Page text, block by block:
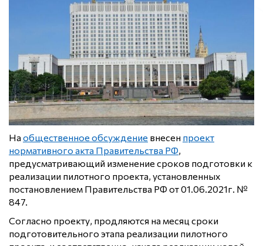
На общественное обсуждение внесен проект
нормативного акта Правительства РФ,
предусматривающий изменение сроков подготовки к
реализации пилотного проекта, установленных
постановлением Правительства РФ от 01.06.2021г. №
847.
Согласно проекту, продляются на месяц сроки
подготовительного этапа реализации пилотного